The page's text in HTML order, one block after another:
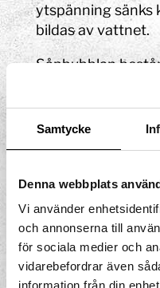
Samtycke
Denna webbplats
Vi använder
och annonserna till
för sociala medier och
vidarebefordrar även
information från din
ytspänning sänks
bildas av vattnet.
Såpbubblan
vatten omgivet
genomskinlig och
mesta av det ljus
de olika
regnbågens alla
Vill du göra
vårt recept: